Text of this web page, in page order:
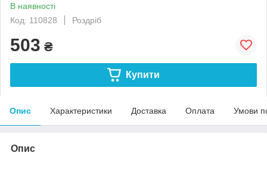
В наявності
Код: 110828
Роздріб
503 ₴
Купити
Опис Характеристики Доставка Оплата Умови
Опис